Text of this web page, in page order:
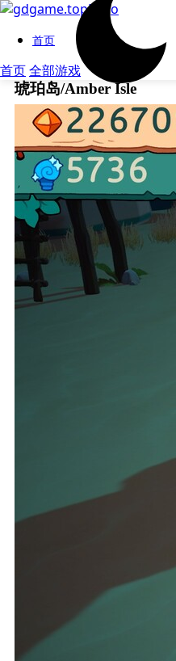
首页
首页全部游戏
琥珀岛/Amber Isle